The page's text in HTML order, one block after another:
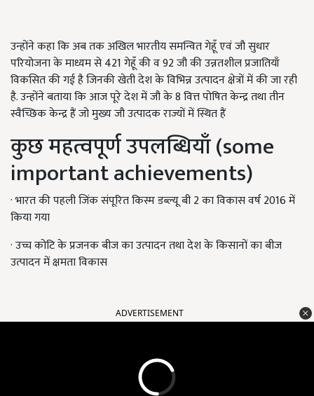
उन्होंने कहा कि अब तक अखिल भारतीय समन्वित गेहूँ एवं जौ सुधार
परियोजना के माध्यम से 421 गेहूँ की व 92 जौ की उन्नतशील प्रजातियाँ
विकसित की गई है जिनकी खेती देश के विभिन्न उत्पादन क्षेत्रों में की जा रही
है. उन्होंने बताया कि आज पूरे देश में जौ के 8 वित्त पोषित केन्द्र तथा तीन
स्वैच्छिक केन्द्र हैं जो मुख्य जौ उत्पादक राज्यों में स्थित हैं
कुछ महत्वपूर्ण उपलब्धियाँ (some
important achievements)
· भारत की पहली जिंक संपूरित किस्म डब्ल्यू बी 2 का विकास वर्ष 2016 में
किया गया
· उच्च कोटि के प्रजनक बीज का उत्पादन तथा देश के किसानों का बीज
उत्पादन में क्षमता विकास
ADVERTISEMENT